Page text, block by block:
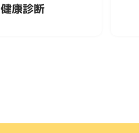
健康診断